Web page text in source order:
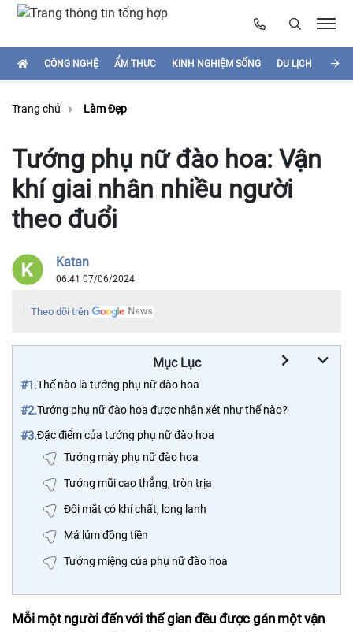
CÔNG NGHỆ ẨM THỰC KINH NGHIỆM SỐNG DU LỊCH
Trang chủ Làm Đẹp
Tướng phụ nữ đào hoa: Vận
khí giai nhân nhiều người
theo đuổi
Katan
06:41 07/06/2024
Theo dõi trên
Mục Lục
#1.Thế nào là tướng phụ nữ đào hoa
#2.Tướng phụ nữ đào hoa được nhận xét như thế nào?
#3.Đặc điểm của tướng phụ nữ đào hoa
Tướng mày phụ nữ đào hoa
Tướng mũi cao thẳng, tròn trịa
Đôi mắt có khí chất, long lanh
Má lúm đồng tiền
Tướng miệng của phụ nữ đào hoa
Mỗi một người đến với thế gian đều được gán một vận